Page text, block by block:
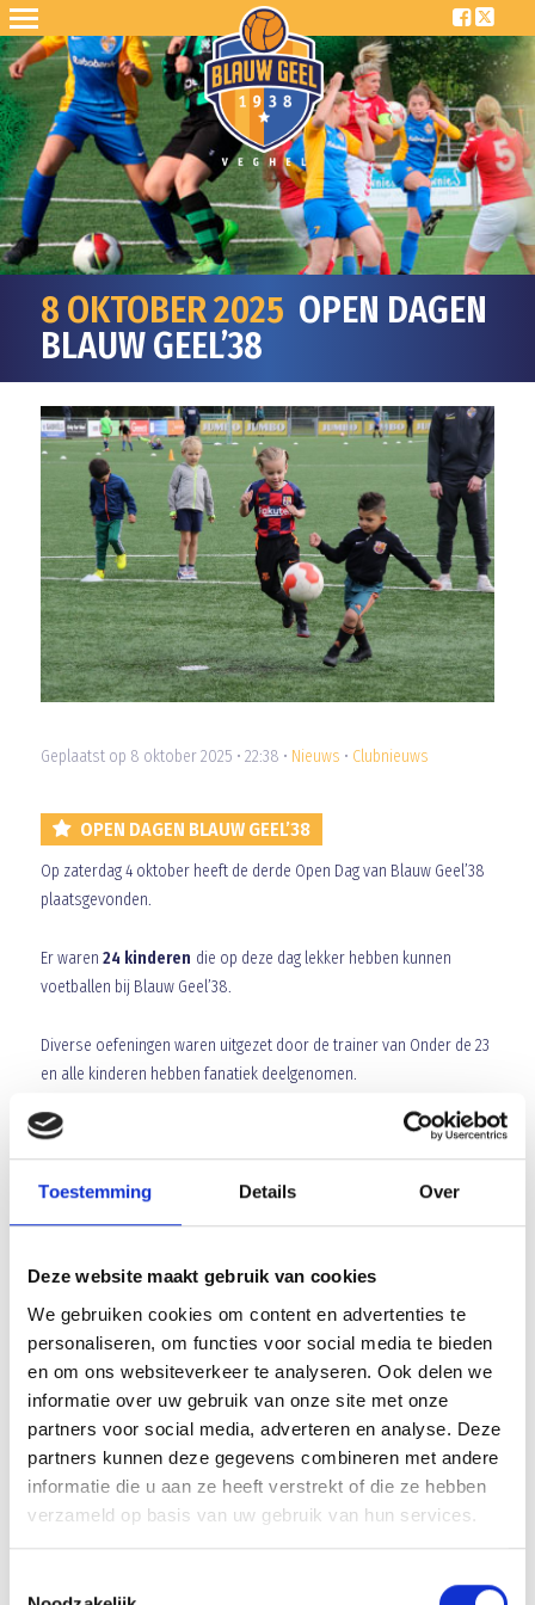
Toestemming Details Over
Deze website maakt gebruik van cookies
We gebruiken cookies om content en advertenties te
personaliseren, om functies voor social media te bieden
en om ons websiteverkeer te analyseren. Ook delen we
informatie over uw gebruik van onze site met onze
partners voor social media, adverteren en analyse. Deze
partners kunnen deze gegevens combineren met andere
informatie die u aan ze heeft verstrekt of die ze hebben
verzameld op basis van uw gebruik van hun services.
8 OKTOBER 2025 OPEN DAGEN
BLAUW GEEL’38
Geplaatst op 8 oktober 2025 • 22:38 • Nieuws • Clubnieuws
OPEN DAGEN BLAUW GEEL’38
Op zaterdag 4 oktober heeft de derde Open Dag van Blauw Geel’38
plaatsgevonden.
Er waren 24 kinderen die op deze dag lekker hebben kunnen
voetballen bij Blauw Geel’38.
Diverse oefeningen waren uitgezet door de trainer van Onder de 23
en alle kinderen hebben fanatiek deelgenomen.
Heb je nog niet deelgenomen aan deze open dag, dan kun je op de
onderstaande zaterdagen gewoon aansluiten
Op zaterdag 25 oktober en 1 – 8 november ben je welkom van
Array
Twitter FacebookWhatsApp
2e editie Herfsttoernooi op 14 oktober
Voorbeschouwing Blauw Geel’38/JUMBO – UDI’19/Swiss Sense